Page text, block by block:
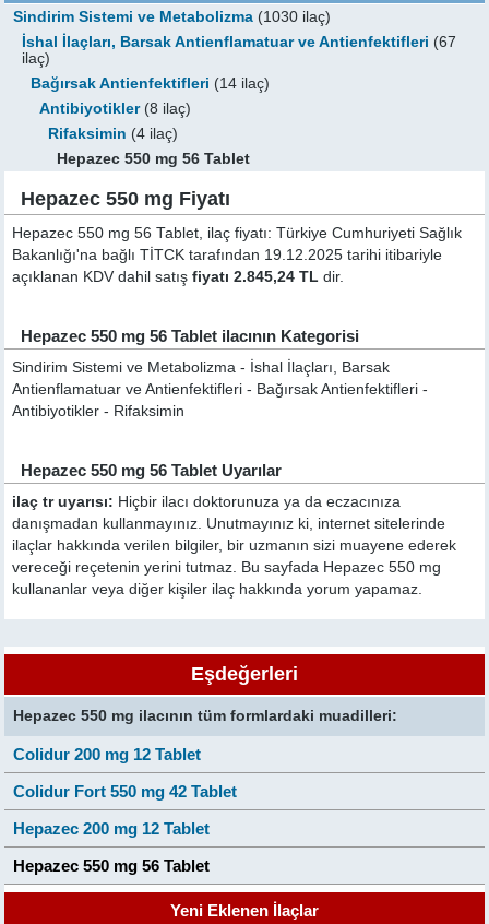
Sindirim Sistemi ve Metabolizma (1030 ilaç)
İshal İlaçları, Barsak Antienflamatuar ve Antienfektifleri (67
ilaç)
Bağırsak Antienfektifleri (14 ilaç)
Antibiyotikler(8 ilaç)
Rifaksimin (4 ilaç)
Hepazec 550 mg 56 Tablet
Hepazec 550 mg Fiyatı
Hepazec 550 mg 56 Tablet, ilaç fiyatı: Türkiye Cumhuriyeti Sağlık
Bakanlığı'na bağlı TİTCK tarafından 19.12.2025 tarihi itibariyle
açıklanan KDV dahil satışfiyatı 2.845,24 TL dir.
Hepazec 550 mg 56 Tablet ilacının Kategorisi
Sindirim Sistemi ve Metabolizma - İshal İlaçları, Barsak
Antienflamatuar ve Antienfektifleri - Bağırsak Antienfektifleri -
Antibiyotikler - Rifaksimin
Hepazec 550 mg 56 Tablet Uyarılar
ilaç tr uyarısı: Hiçbir ilacı doktorunuza ya da eczacınıza
danışmadan kullanmayınız. Unutmayınız ki, internet sitelerinde
ilaçlar hakkında verilen bilgiler, bir uzmanın sizi muayene ederek
vereceği reçetenin yerini tutmaz. Bu sayfada Hepazec 550 mg
kullananlar veya diğer kişiler ilaç hakkında yorum yapamaz.
Eşdeğerleri
Hepazec 550 mg ilacının tüm formlardaki muadilleri:
Colidur 200 mg 12 Tablet
Colidur Fort 550 mg 42 Tablet
Hepazec 200 mg 12 Tablet
Hepazec 550 mg 56 Tablet
Yeni Eklenen İlaçlar